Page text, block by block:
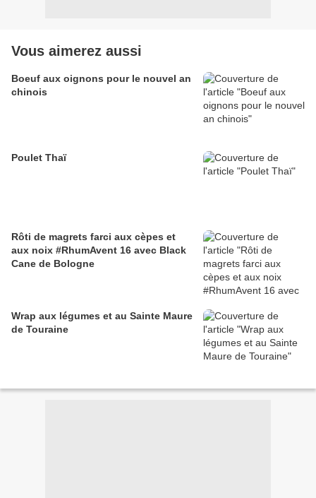
Vous aimerez aussi
Boeuf aux oignons pour le nouvel an
chinois
Poulet Thaï
Rôti de magrets farci aux cèpes et
aux noix #RhumAvent 16 avec Black
Cane de Bologne
Wrap aux légumes et au Sainte Maure
de Touraine